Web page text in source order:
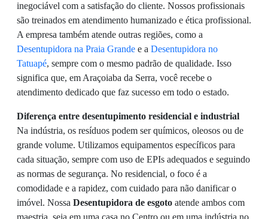
inegociável com a satisfação do cliente. Nossos profissionais
são treinados em atendimento humanizado e ética profissional.
A empresa também atende outras regiões, como a
Desentupidora na Praia Grande e a Desentupidora no
Tatuapé, sempre com o mesmo padrão de qualidade. Isso
significa que, em Araçoiaba da Serra, você recebe o
atendimento dedicado que faz sucesso em todo o estado.
Diferença entre desentupimento residencial e industrial
Na indústria, os resíduos podem ser químicos, oleosos ou de
grande volume. Utilizamos equipamentos específicos para
cada situação, sempre com uso de EPIs adequados e seguindo
as normas de segurança. No residencial, o foco é a
comodidade e a rapidez, com cuidado para não danificar o
imóvel. Nossa Desentupidora de esgoto atende ambos com
maestria, seja em uma casa no Centro ou em uma indústria no